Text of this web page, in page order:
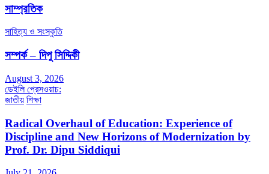
সাম্প্রতিক
সাহিত্য ও সংস্কৃতি
সম্পর্ক – দিপু সিদ্দিকী
August 3, 2026
ডেইলি প্রেসওয়াচ:
জাতীয় শিক্ষা
Radical Overhaul of Education: Experience of
Discipline and New Horizons of Modernization by
Prof. Dr. Dipu Siddiqui